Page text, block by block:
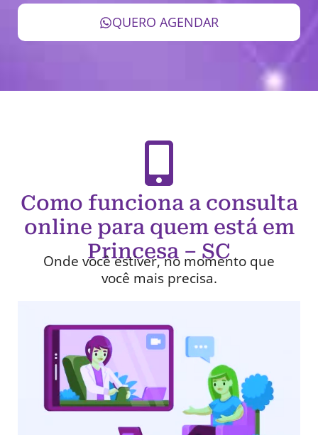
QUERO AGENDAR
Como funciona a consulta
online para quem está em
Princesa – SC
Onde você estiver, no momento que
você mais precisa.